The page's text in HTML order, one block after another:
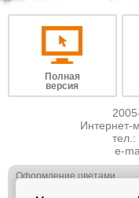
Полная
версия
Интернет-
тел.:
e-
Оформление цветами